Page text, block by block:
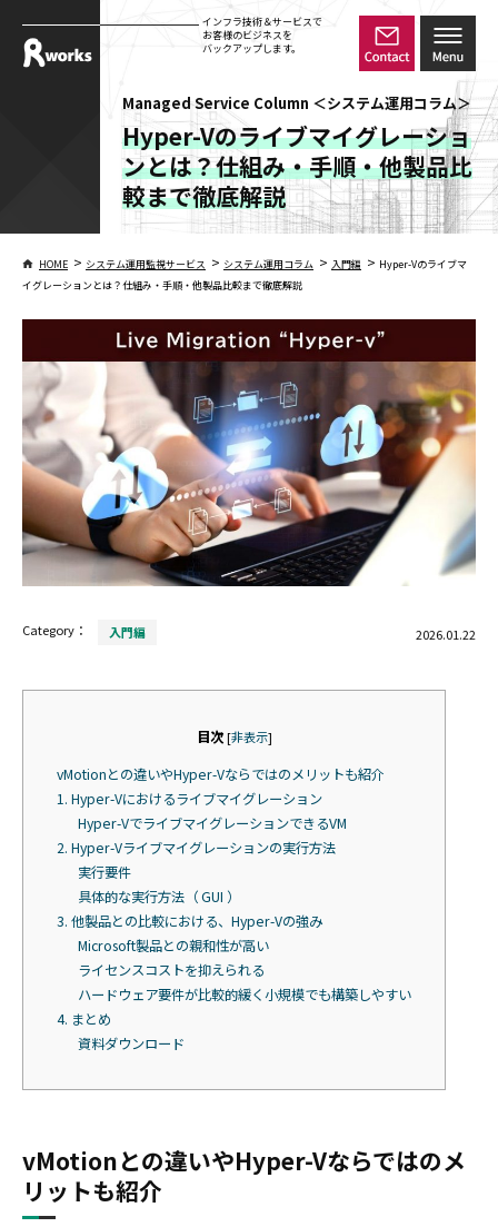
インフラ技術＆サービスで
お客様のビジネスを
バックアップします。
Managed Service Column ＜システム運用コラム＞
Hyper-Vのライブマイグレーショ
ンとは？仕組み・手順・他製品比
較まで徹底解説
HOME > システム運用監視サービス > システム運用コラム > 入門編 > Hyper-Vのライブマ
イグレーションとは？仕組み・手順・他製品比較まで徹底解説
Category： 入門編 2026.01.22
目次 [非表示]
vMotionとの違いやHyper-Vならではのメリットも紹介
1. Hyper-Vにおけるライブマイグレーション
Hyper-VでライブマイグレーションできるVM
2. Hyper-Vライブマイグレーションの実行方法
実行要件
具体的な実行方法（ GUI ）
3. 他製品との比較における、Hyper-Vの強み
Microsoft製品との親和性が高い
ライセンスコストを抑えられる
ハードウェア要件が比較的緩く小規模でも構築しやすい
4. まとめ
資料ダウンロード
vMotionとの違いやHyper-Vならではのメ
リットも紹介